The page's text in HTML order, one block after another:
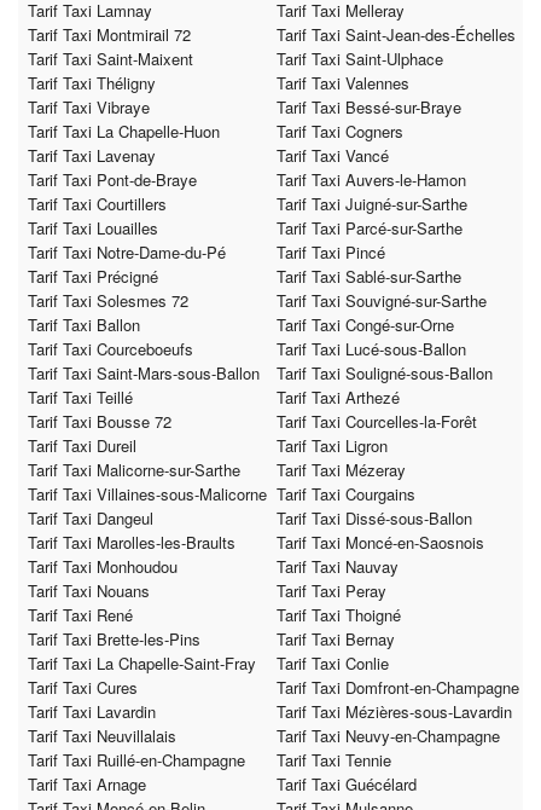
Tarif Taxi Lamnay
Tarif Taxi Melleray
Tarif Taxi Montmirail 72
Tarif Taxi Saint-Jean-des-Échelles
Tarif Taxi Saint-Maixent
Tarif Taxi Saint-Ulphace
Tarif Taxi Théligny
Tarif Taxi Valennes
Tarif Taxi Vibraye
Tarif Taxi Bessé-sur-Braye
Tarif Taxi La Chapelle-Huon
Tarif Taxi Cogners
Tarif Taxi Lavenay
Tarif Taxi Vancé
Tarif Taxi Pont-de-Braye
Tarif Taxi Auvers-le-Hamon
Tarif Taxi Courtillers
Tarif Taxi Juigné-sur-Sarthe
Tarif Taxi Louailles
Tarif Taxi Parcé-sur-Sarthe
Tarif Taxi Notre-Dame-du-Pé
Tarif Taxi Pincé
Tarif Taxi Précigné
Tarif Taxi Sablé-sur-Sarthe
Tarif Taxi Solesmes 72
Tarif Taxi Souvigné-sur-Sarthe
Tarif Taxi Ballon
Tarif Taxi Congé-sur-Orne
Tarif Taxi Courceboeufs
Tarif Taxi Lucé-sous-Ballon
Tarif Taxi Saint-Mars-sous-Ballon
Tarif Taxi Souligné-sous-Ballon
Tarif Taxi Teillé
Tarif Taxi Arthezé
Tarif Taxi Bousse 72
Tarif Taxi Courcelles-la-Forêt
Tarif Taxi Dureil
Tarif Taxi Ligron
Tarif Taxi Malicorne-sur-Sarthe
Tarif Taxi Mézeray
Tarif Taxi Villaines-sous-Malicorne Tarif Taxi Courgains
Tarif Taxi Dangeul
Tarif Taxi Dissé-sous-Ballon
Tarif Taxi Marolles-les-Braults
Tarif Taxi Moncé-en-Saosnois
Tarif Taxi Monhoudou
Tarif Taxi Nauvay
Tarif Taxi Nouans
Tarif Taxi Peray
Tarif Taxi René
Tarif Taxi Thoigné
Tarif Taxi Brette-les-Pins
Tarif Taxi Bernay
Tarif Taxi La Chapelle-Saint-Fray
Tarif Taxi Conlie
Tarif Taxi Cures
Tarif Taxi Domfront-en-Champagne
Tarif Taxi Lavardin
Tarif Taxi Mézières-sous-Lavardin
Tarif Taxi Neuvillalais
Tarif Taxi Neuvy-en-Champagne
Tarif Taxi Ruillé-en-Champagne
Tarif Taxi Tennie
Tarif Taxi Arnage
Tarif Taxi Guécélard